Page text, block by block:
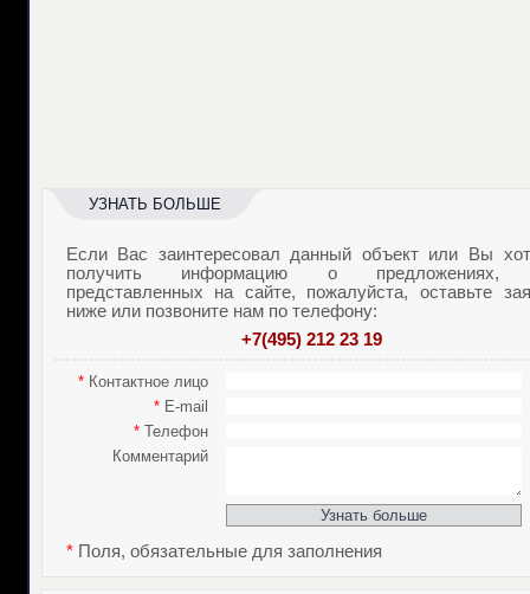
УЗНАТЬ БОЛЬШЕ
Если Вас заинтересовал данный объект или Вы
получить информацию о предложениях,
представленных на сайте, пожалуйста, оставьте
ниже или позвоните нам по телефону:
+7(495) 212 23 19
*Контактное лицо
*E-mail
*Телефон
Комментарий
*Поля, обязательные для заполнения